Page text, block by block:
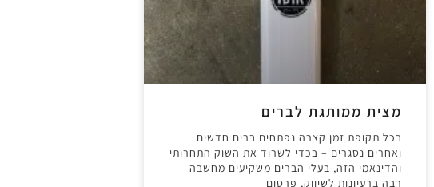
מצית ממותגת לברים
בכל תקופת זמן קצרה נפתחים ברים חדשים
ואחרים נסגרים – בכדי לשרוד את השוק התחרותי
והדינאמי הזה, בעלי הברים משקיעים מחשבה
רבה ברעיונות לשיווק, פרסום